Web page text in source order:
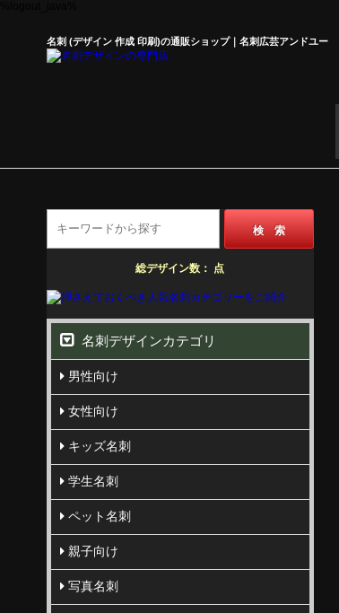
名刺 (デザイン 作成 印刷)の通販ショップ｜名刺広芸アンドユー
検 索
総デザイン数： 点
名刺デザインカテゴリ
男性向け
女性向け
キッズ名刺
学生名刺
ペット名刺
親子向け
写真名刺